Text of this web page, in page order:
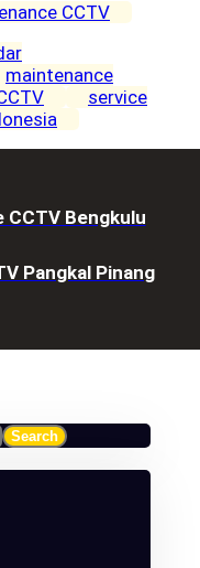
CCTV
maintenance
service
CCTV Bengkulu
Pangkal Pinang